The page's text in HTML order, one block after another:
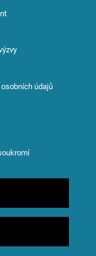
údajů